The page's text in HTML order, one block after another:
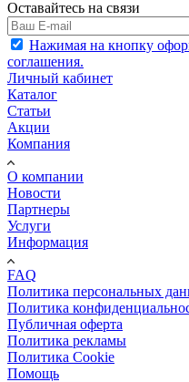
Оставайтесь на связи
Нажимая на кнопку
соглашения.
Личный кабинет
Каталог
Статьи
Акции
Компания
О компании
Новости
Партнеры
Услуги
Информация
FAQ
Политика персональных
Политика
Публичная оферта
Политика рекламы
Политика Cookie
Помощь